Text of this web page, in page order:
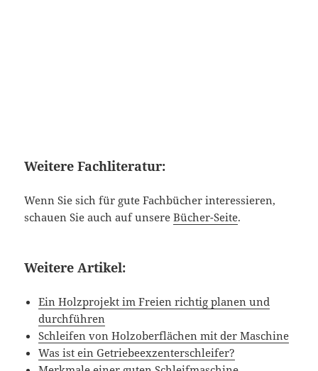
Weitere Fachliteratur:
Wenn Sie sich für gute Fachbücher interessieren,
schauen Sie auch auf unsereBücher-Seite.
Weitere Artikel:
Ein Holzprojekt im Freien richtig planen und
durchführen
Schleifen von Holzoberflächen mit der Maschine
Was ist ein Getriebeexzenterschleifer?